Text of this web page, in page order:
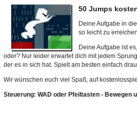
50 Jumps
Deine Aufgabe in
so leicht zu
Deine Aufgabe ist
oder? Nur leider erwartet dich mit jedem
der es in sich hat. Spielt am besten einfach
Wir wünschen euch viel Spaß, auf
Steuerung: WAD oder Pfeiltasten - Bewegen